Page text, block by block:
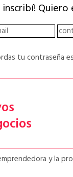
inscribí!
tu contraseña
y la